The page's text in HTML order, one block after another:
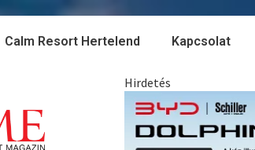
Calm Resort Hertelend Kapcsolat
Hirdetés